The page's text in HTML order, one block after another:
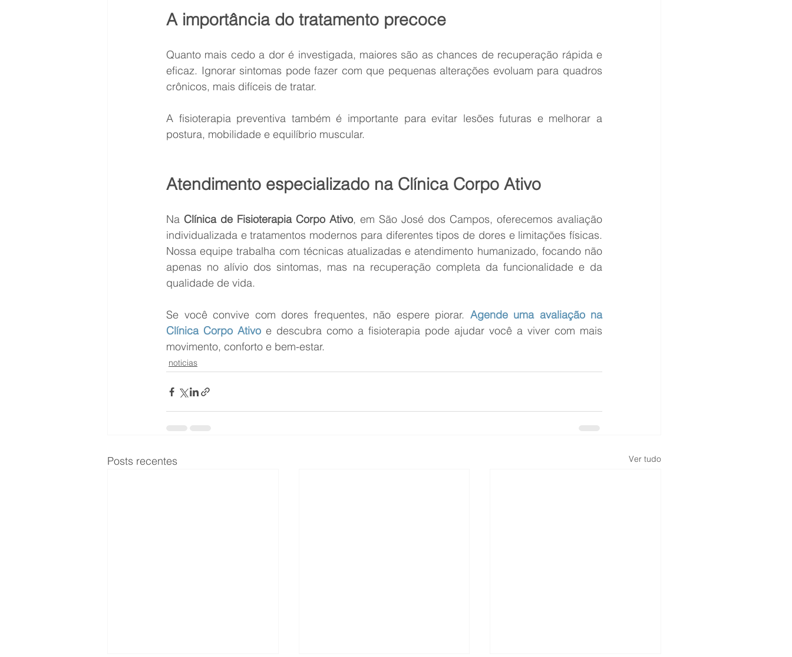
A importância do tratamento precoce
Quanto mais cedo a dor é investigada, maiores são as chances de recuperação rápida e
eficaz. Ignorar sintomas pode fazer com que pequenas alterações evoluam para quadros
crônicos, mais difíceis de tratar.
A fisioterapia preventiva também é importante para evitar lesões futuras e melhorar a
postura, mobilidade e equilíbrio muscular.
Atendimento especializado na Clínica Corpo Ativo
Na Clínica de Fisioterapia Corpo Ativo, em São José dos Campos, oferecemos avaliação
individualizada e tratamentos modernos para diferentes tipos de dores e limitações físicas.
Nossa equipe trabalha com técnicas atualizadas e atendimento humanizado, focando não
apenas no alívio dos sintomas, mas na recuperação completa da funcionalidade e da
qualidade de vida.
Se você convive com dores frequentes, não espere piorar. Agende uma avaliação na
Clínica Corpo Ativo e descubra como a fisioterapia pode ajudar você a viver com mais
movimento, conforto e bem-estar.
noticias
Posts recentes Ver tudo